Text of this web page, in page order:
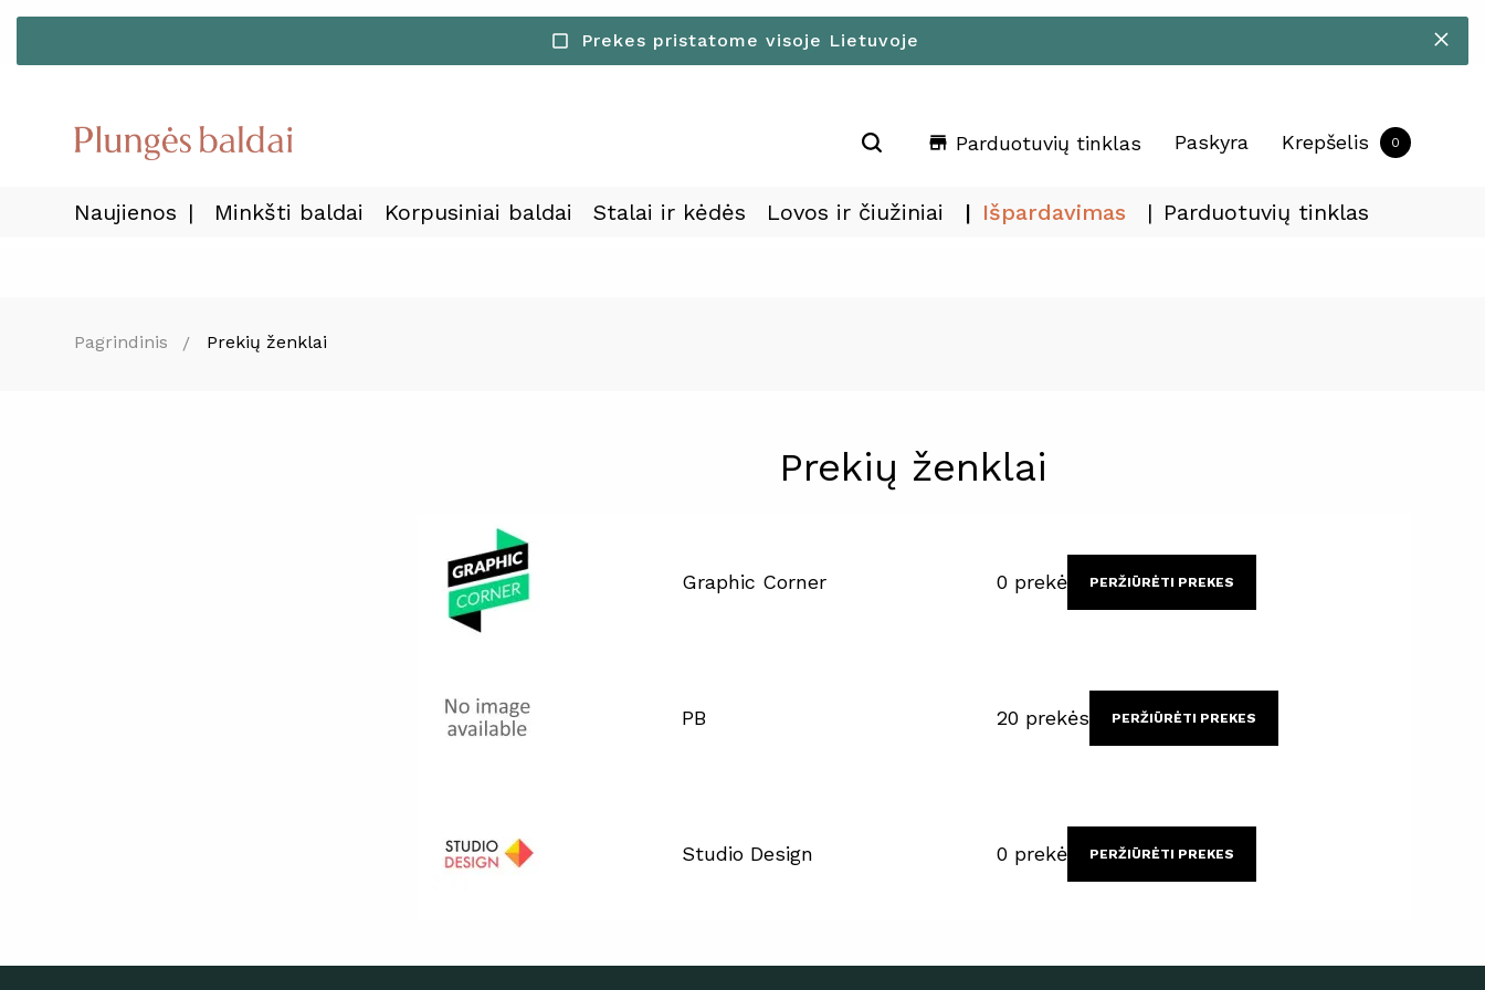
check_box_outline_blank Prekes pristatome visoje Lietuvoje
store Parduotuvių tinklas Paskyra Krepšelis 0
Naujienos Minkšti baldai Korpusiniai baldai Stalai ir kėdės Lovos ir čiužiniai Išpardavimas Parduotuvių tinklas
Pagrindinis Prekių ženklai
Prekių ženklai
Graphic Corner 0 prekė PERŽIŪRĖTI PREKES
PB 20 prekės PERŽIŪRĖTI PREKES
Studio Design 0 prekė PERŽIŪRĖTI PREKES